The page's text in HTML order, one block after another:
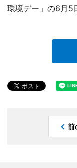
環境デー」の6月5
前